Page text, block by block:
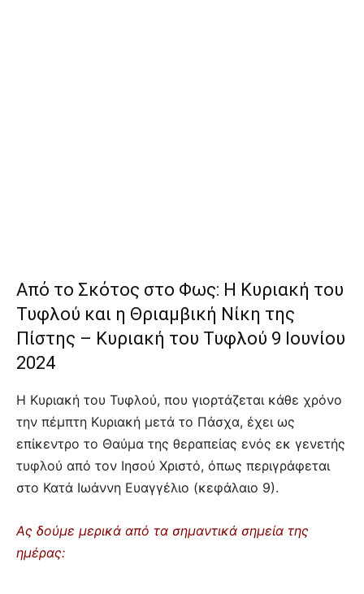
Από το Σκότος στο Φως: Η Κυριακή του
Τυφλού και η Θριαμβική Νίκη της
Πίστης – Κυριακή του Τυφλού 9 Ιουνίου
2024
Η Κυριακή του Τυφλού, που γιορτάζεται κάθε χρόνο
την πέμπτη Κυριακή μετά το Πάσχα, έχει ως
επίκεντρο το Θαύμα της θεραπείας ενός εκ γενετής
τυφλού από τον Ιησού Χριστό, όπως περιγράφεται
στο Κατά Ιωάννη Ευαγγέλιο (κεφάλαιο 9).
Ας δούμε μερικά από τα σημαντικά σημεία της
ημέρας: